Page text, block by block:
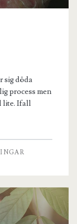
sig döda
process men
lite. Ifall